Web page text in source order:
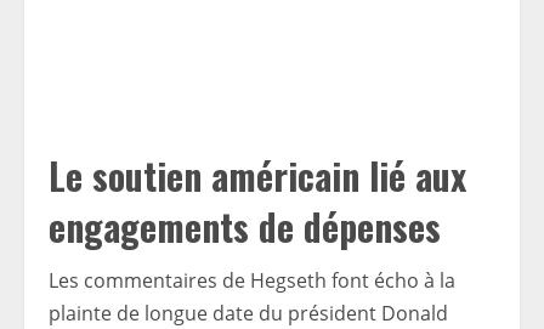
Le soutien américain lié aux
engagements de dépenses
Les commentaires de Hegseth font écho à la
plainte de longue date du président Donald